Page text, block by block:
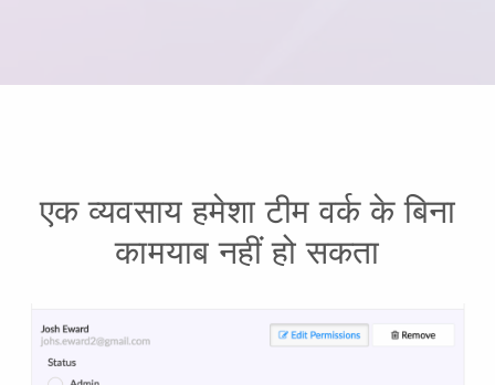
एक व्यवसाय हमेशा टीम वर्क के बिना
कामयाब नहीं हो सकता